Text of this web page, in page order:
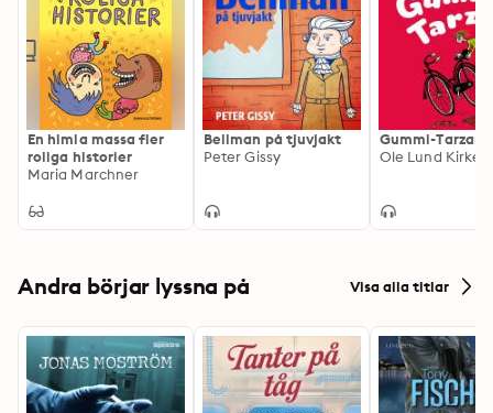
En himla massa fler
roliga historier
Maria Marchner
Bellman på tjuvjakt
Peter Gissy
Gummi-Tarzan
Ole Lund
Andra börjar lyssna på Visa alla titlar